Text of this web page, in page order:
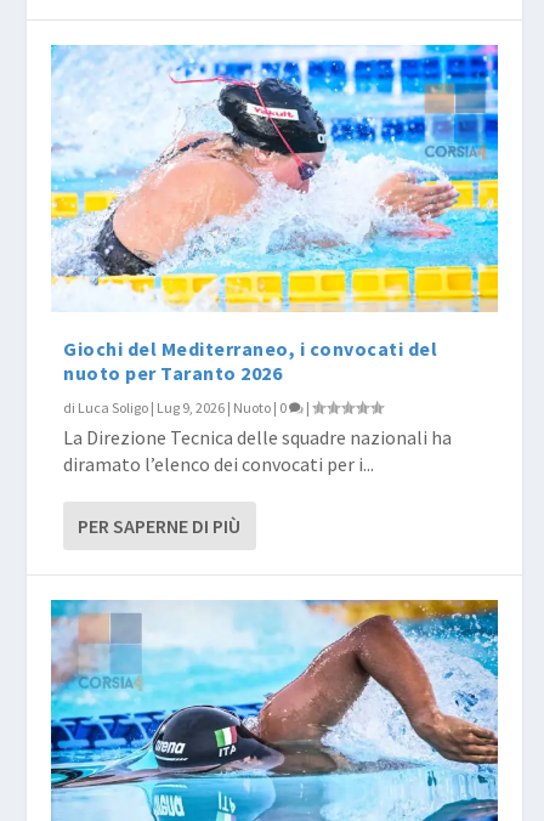
Giochi del Mediterraneo, i convocati del
nuoto per Taranto 2026
di Luca Soligo | Lug 9, 2026 | Nuoto | 0 |
La Direzione Tecnica delle squadre nazionali ha
diramato l’elenco dei convocati per i...
PER SAPERNE DI PIÙ